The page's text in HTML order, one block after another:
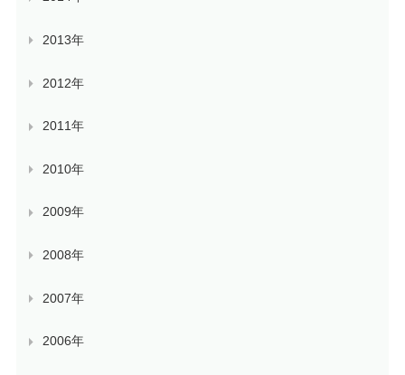
2013年
2012年
2011年
2010年
2009年
2008年
2007年
2006年